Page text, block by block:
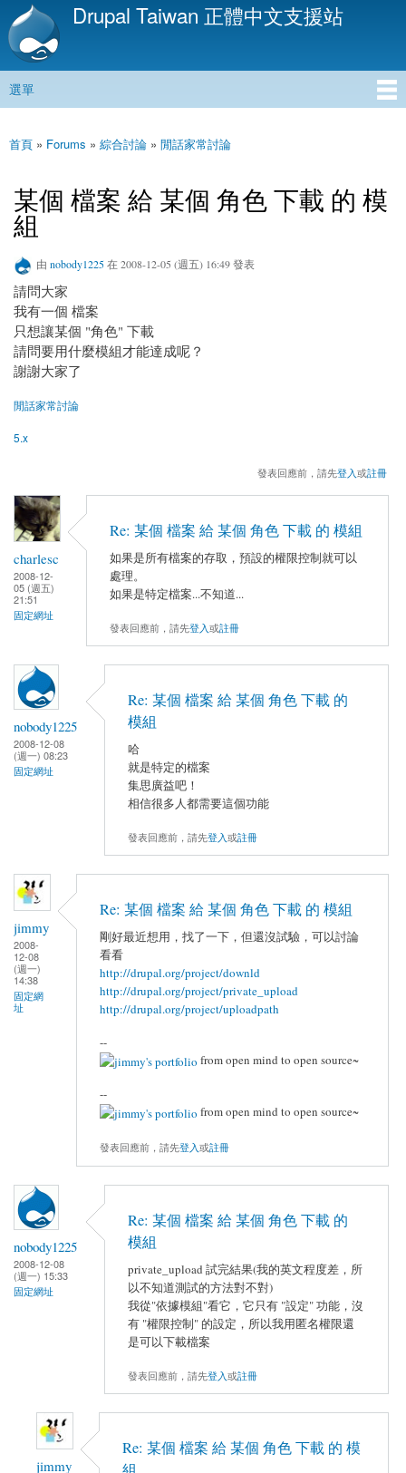
移
內
Drupal Taiwan 正體中文支援站
主選單
選單
您在這裡
首頁 » Forums » 綜合討論 » 閒話家常討論
某個 檔案 給 某個 角色 下載 的 模
組
由 nobody1225在 2008-12-05 (週五) 16:49 發表
請問大家
我有一個 檔案
只想讓某個 "角色" 下載
請問要用什麼模組才能達成呢？
謝謝大家了
閒話家常討論
5.x
發表回應前，請先登入或註冊
charlesc
2008-12-
05 (週五)
21:51
固定網址
Re: 某個 檔案 給 某個 角色 下載 的 模組
如果是所有檔案的存取，預設的權限控制就可以
處理。
如果是特定檔案...不知道...
發表回應前，請先登入或註冊
nobody1225
2008-12-08
(週一) 08:23
固定網址
Re: 某個 檔案 給 某個 角色 下載 的
模組
哈
就是特定的檔案
集思廣益吧！
相信很多人都需要這個功能
發表回應前，請先登入或註冊
jimmy
2008-
12-08
(週一)
14:38
固定網
址
Re: 某個 檔案 給 某個 角色 下載 的 模組
剛好最近想用，找了一下，但還沒試驗，可以討論
看看
http://drupal.org/project/downld
http://drupal.org/project/private_upload
http://drupal.org/project/uploadpath
--
from open mind to open source~
--
from open mind to open source~
發表回應前，請先登入或註冊
nobody1225
2008-12-08
(週一) 15:33
固定網址
Re: 某個 檔案 給 某個 角色 下載 的
模組
private_upload 試完結果(我的英文程度差，所
以不知道測試的方法對不對)
我從"依據模組"看它，它只有 "設定" 功能，沒
有 "權限控制" 的設定，所以我用匿名權限還
是可以下載檔案
發表回應前，請先登入或註冊
jimmy
Re: 某個 檔案 給 某個 角色 下載 的 模